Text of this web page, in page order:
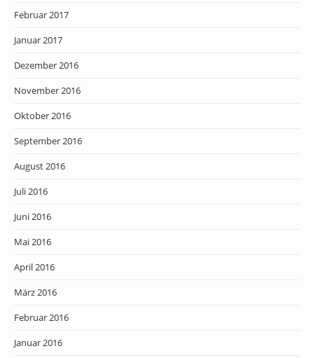
Februar 2017
Januar 2017
Dezember 2016
November 2016
Oktober 2016
September 2016
August 2016
Juli 2016
Juni 2016
Mai 2016
April 2016
März 2016
Februar 2016
Januar 2016